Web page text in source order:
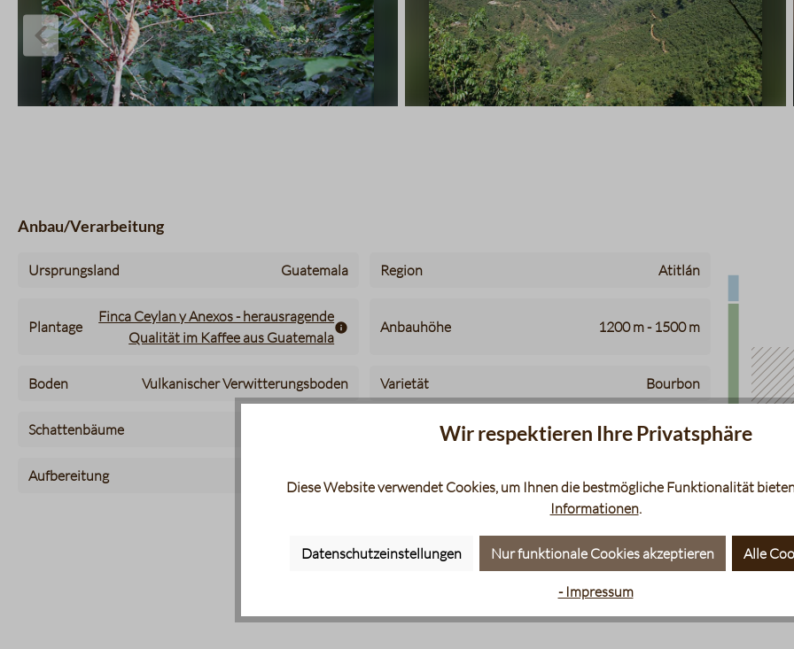
charts.imageSlider.prevLabel
Anbau/Verarbeitung
Ursprungsland Guatemala Region Atitlán
Plantage
Finca Ceylan y Anexos - herausragende
Qualität im Kaffee aus Guatemala
Anbauhöhe von
1200 m - bis
1500 m
Boden Vulkanischer Verwitterungsboden Varietät Bourbon
Schattenbäume SHB EP
Aufbereitung
Infografik
Wir respektieren Ihre Privatsphäre
Diese Website verwendet Cookies, um Ihnen die bestmögliche Funktionalität
Informationen.
Datenschutzeinstellungen Nur funktionale Cookies akzeptieren Alle
- Impressum